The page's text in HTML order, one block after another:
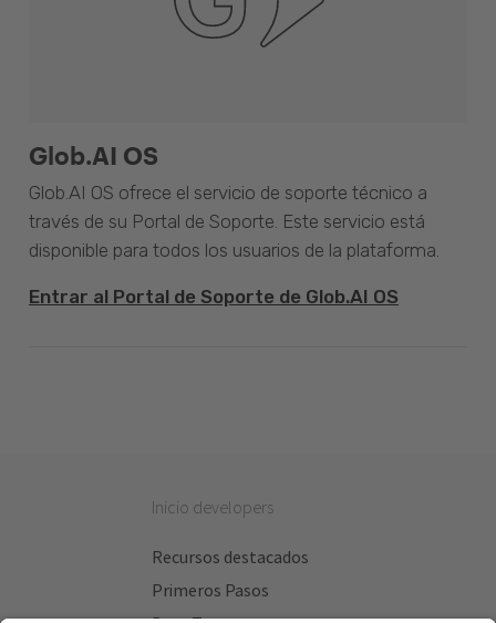
Glob.AI OS
Glob.AI OS ofrece el servicio de soporte técnico a
través de su Portal de Soporte. Este servicio está
disponible para todos los usuarios de la plataforma.
Entrar al Portal de Soporte de Glob.AI OS
Inicio developers
Recursos destacados
Primeros Pasos